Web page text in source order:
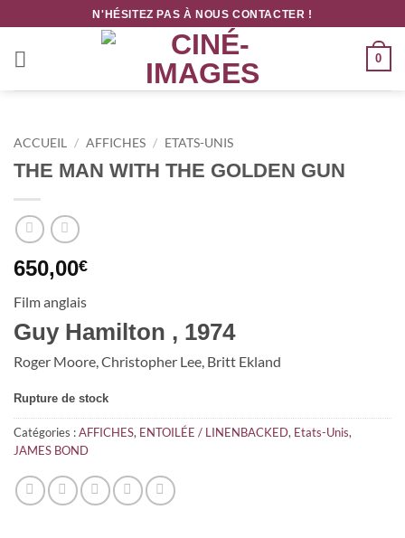
au
contenu
N'HÉSITEZ PAS À NOUS CONTACTER !
0
ACCUEIL / AFFICHES / ETATS-UNIS
THE MAN WITH THE GOLDEN GUN
650,00€
Film anglais
Guy Hamilton , 1974
Roger Moore, Christopher Lee, Britt Ekland
Rupture de stock
Catégories :AFFICHES, ENTOILÉE / LINENBACKED, Etats-Unis,
JAMES BOND